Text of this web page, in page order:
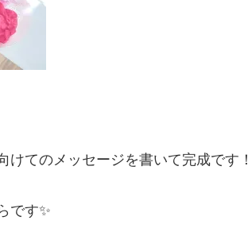
けてのメッセージを書いて完成です！
です✨